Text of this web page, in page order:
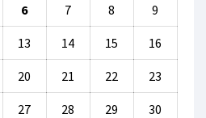
6 7 8 9
13 14 15 16
20 21 22 23
27 28 29 30